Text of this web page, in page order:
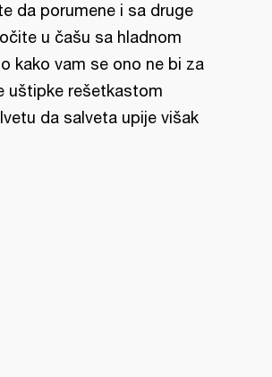
da porumene i sa druge
u čašu sa hladnom
kako vam se ono ne bi za
uštipke rešetkastom
da salveta upije višak